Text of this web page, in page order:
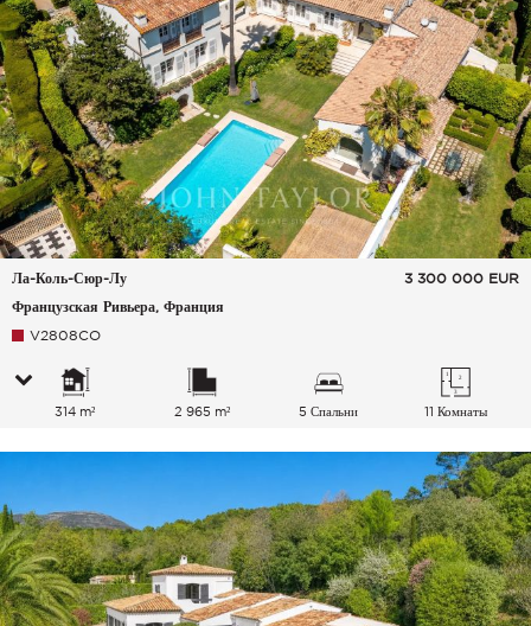
Ла-Коль-Сюр-Лу
Французская Ривьера, Франция
3 300 000 EUR
V2808CO
314 m² 2 965 m² 5 Спальни 11 Комнаты